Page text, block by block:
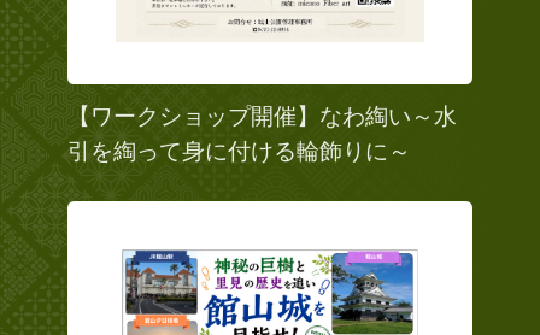
【ワークショップ開催】なわ綯い～水
引を綯って身に付ける輪飾りに～